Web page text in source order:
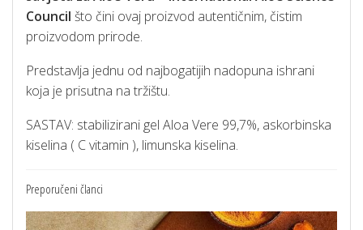
Council što čini ovaj proizvod autentičnim, čistim
proizvodom prirode.
Predstavlja jednu od najbogatijih nadopuna ishrani
koja je prisutna na tržištu.
SASTAV: stabilizirani gel Aloa Vere 99,7%, askorbinska
kiselina ( C vitamin ), limunska kiselina.
Preporučeni članci